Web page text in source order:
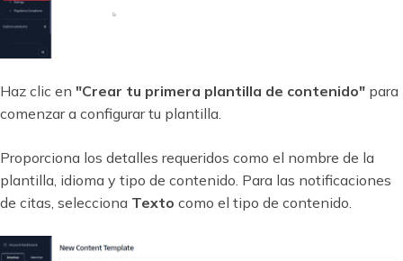
Haz clic en "Crear tu primera plantilla de contenido" para
comenzar a configurar tu plantilla.
Proporciona los detalles requeridos como el nombre de la
plantilla, idioma y tipo de contenido. Para las notificaciones
de citas, selecciona Texto como el tipo de contenido.